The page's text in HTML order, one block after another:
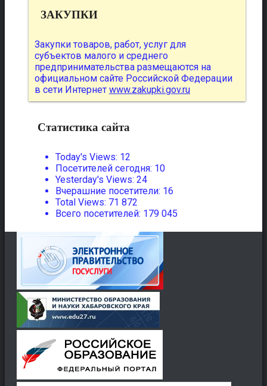
ЗАКУПКИ
Закупки товаров, работ, услуг для
субъектов малого и среднего
предпринимательства размещаются на
официальном сайте Российской Федерации
в сети Интернет www.zakupki.gov.ru
Статистика сайта
Today's Views: 12
Посетителей сегодня: 10
Yesterday's Views: 24
Вчерашние посетители: 16
Total Views: 71 872
Всего посетителей: 179 045